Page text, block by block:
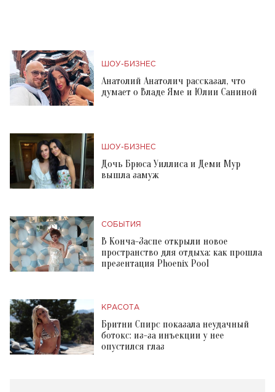
ШОУ-БИЗНЕС
Анатолий Анатолич рассказал, что
думает о Владе Яме и Юлии Саниной
ШОУ-БИЗНЕС
Дочь Брюса Уиллиса и Деми Мур
вышла замуж
СОБЫТИЯ
В Конча-Заспе открыли новое
пространство для отдыха: как прошла
презентация Phoenix Pool
КРАСОТА
Бритни Спирс показала неудачный
ботокс: из-за инъекции у нее
опустился глаз